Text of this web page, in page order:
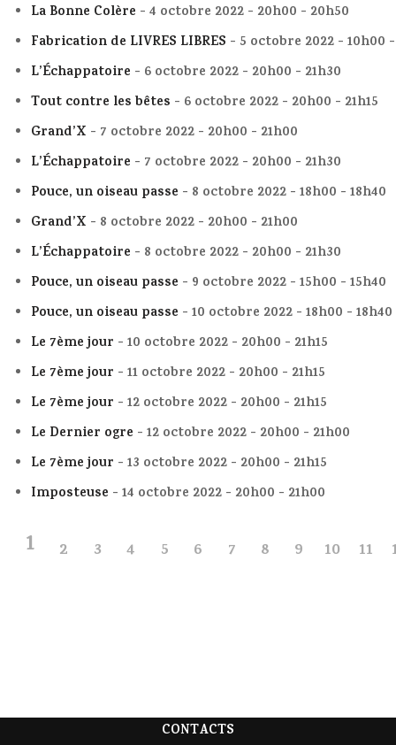
La Bonne Colère - 4 octobre 2022 - 20h00 - 20h50
Fabrication de LIVRES LIBRES - 5 octobre 2022 - 10h00
L’Échappatoire - 6 octobre 2022 - 20h00 - 21h30
Tout contre les bêtes - 6 octobre 2022 - 20h00 - 21h15
Grand’X - 7 octobre 2022 - 20h00 - 21h00
L’Échappatoire - 7 octobre 2022 - 20h00 - 21h30
Pouce, un oiseau passe - 8 octobre 2022 - 18h00 - 18h40
Grand’X - 8 octobre 2022 - 20h00 - 21h00
L’Échappatoire - 8 octobre 2022 - 20h00 - 21h30
Pouce, un oiseau passe - 9 octobre 2022 - 15h00 - 15h40
Pouce, un oiseau passe - 10 octobre 2022 - 18h00 - 18h40
Le 7ème jour - 10 octobre 2022 - 20h00 - 21h15
Le 7ème jour - 11 octobre 2022 - 20h00 - 21h15
Le 7ème jour - 12 octobre 2022 - 20h00 - 21h15
Le Dernier ogre - 12 octobre 2022 - 20h00 - 21h00
Le 7ème jour - 13 octobre 2022 - 20h00 - 21h15
Imposteuse - 14 octobre 2022 - 20h00 - 21h00
1 2 3 4 5 6 7 8 9 10 11
CONTACTS